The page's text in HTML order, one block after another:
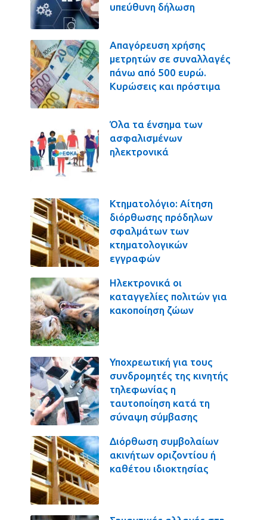
υπεύθυνη δήλωση
Απαγόρευση χρήσης
μετρητών σε συναλλαγές
πάνω από 500 ευρώ.
Κυρώσεις και πρόστιμα
Όλα τα ένσημα των
ασφαλισμένων
ηλεκτρονικά
Κτηματολόγιο: Αίτηση
διόρθωσης πρόδηλων
σφαλμάτων των
κτηματολογικών
εγγραφών
Ηλεκτρονικά οι
καταγγελίες πολιτών για
κακοποίηση ζώων
Υποχρεωτική για τους
συνδρομητές της κινητής
τηλεφωνίας η
ταυτοποίηση κατά τη
σύναψη σύμβασης
Διόρθωση συμβολαίων
ακινήτων οριζοντίου ή
καθέτου ιδιοκτησίας